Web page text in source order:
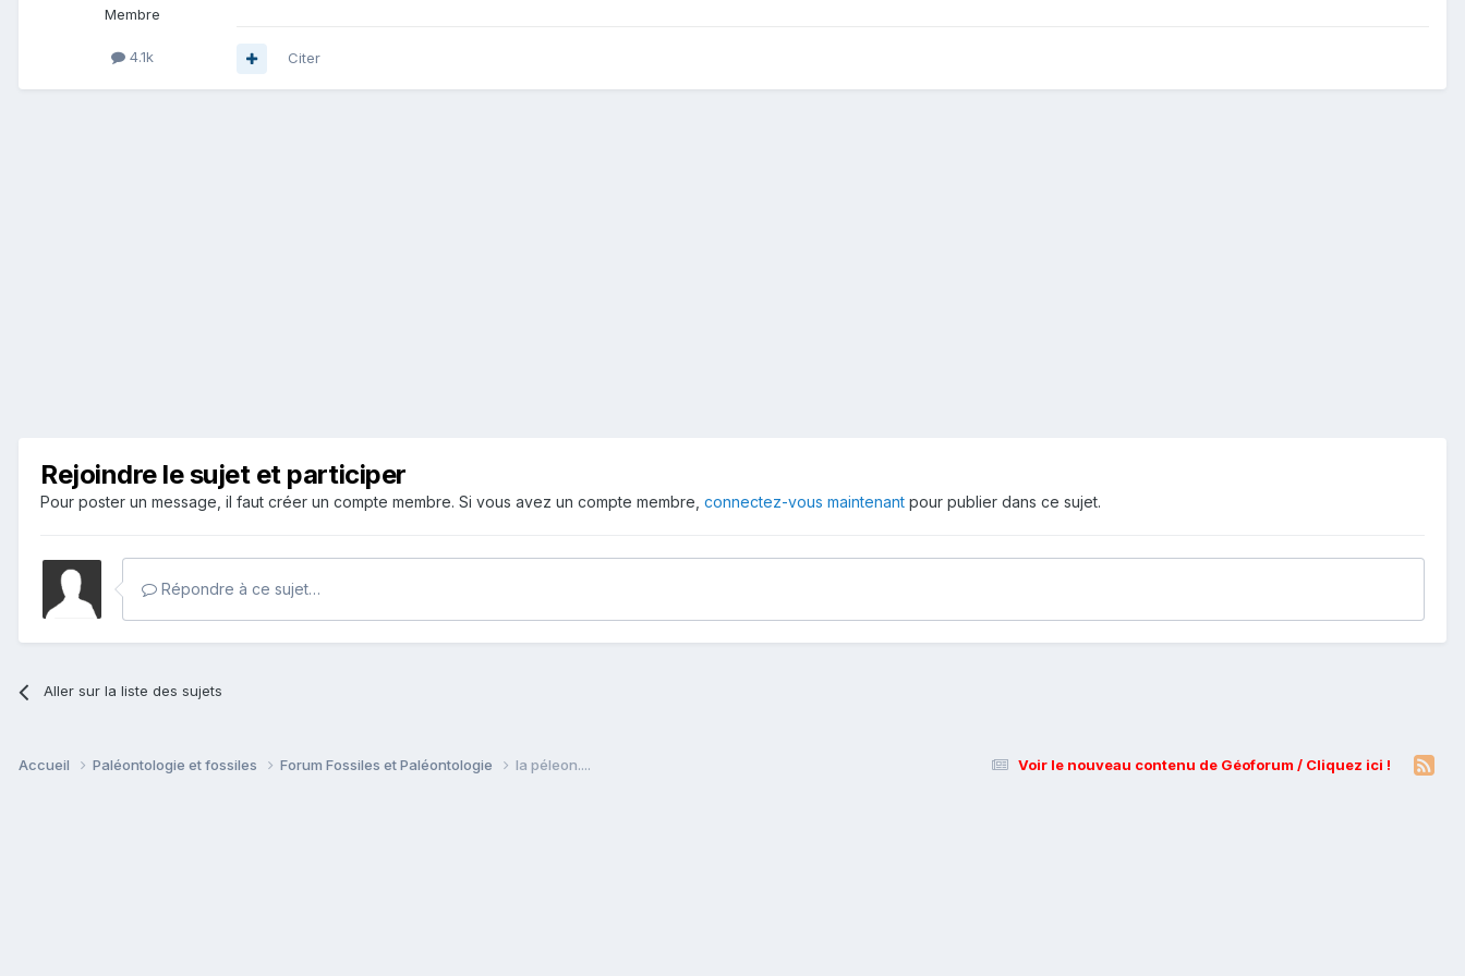
Membre
4.1k Citer
Rejoindre le sujet et participer
Pour poster un message, il faut créer un compte membre. Si vous avez un compte membre, connectez-vous maintenant pour publier dans ce sujet.
Répondre à ce sujet…
Aller sur la liste des sujets
Voir le nouveau contenu de Géoforum / Cliquez ici !
Accueil Paléontologie et fossiles Forum Fossiles et Paléontologie la péleon....